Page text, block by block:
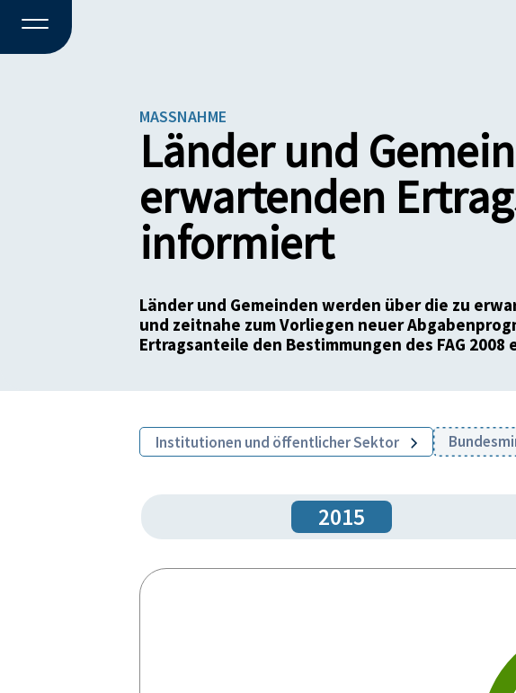
MASSNAHME
Länder und
erwartenden
informiert
Länder und Gemeinden werden über die zu
und zeitnahe zum Vorliegen neuer
Ertragsanteile den Bestimmungen des FAG
Institutionen und öffentlicher Sektor
2015